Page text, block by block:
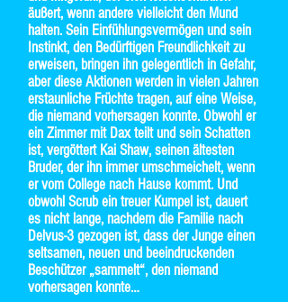
äußert, wenn andere vielleicht den Mund
halten. Sein Einfühlungsvermögen und sein
Instinkt, den Bedürftigen Freundlichkeit zu
erweisen, bringen ihn gelegentlich in Gefahr,
aber diese Aktionen werden in vielen Jahren
erstaunliche Früchte tragen, auf eine Weise,
die niemand vorhersagen konnte. Obwohl er
ein Zimmer mit Dax teilt und sein Schatten
ist, vergöttert Kai Shaw, seinen ältesten
Bruder, der ihn immer umschmeichelt, wenn
er vom College nach Hause kommt. Und
obwohl Scrub ein treuer Kumpel ist, dauert
es nicht lange, nachdem die Familie nach
Delvus-3 gezogen ist, dass der Junge einen
seltsamen, neuen und beeindruckenden
Beschützer „sammelt“, den niemand
vorhersagen konnte…